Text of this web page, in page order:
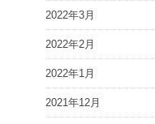
2022年3月
2022年2月
2022年1月
2021年12月